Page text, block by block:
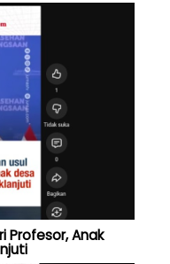
Profesor, Anak